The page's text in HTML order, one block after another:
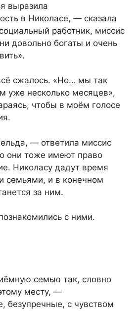
выразила
в Николасе, — сказала
работник, миссис
довольно богаты и очень
сжалось. «Но… мы так
уже несколько месяцев»,
чтобы в моём голосе
— ответила миссис
тоже имеют право
Николасу дадут время
семьями, и в конечном
за ним.
с ними.
семью так, словно
месту, —
безупречные, с чувством